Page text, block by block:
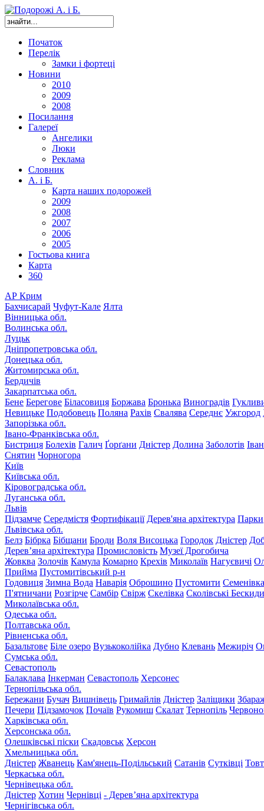
Початок
Перелік
Замки і фортеці
Новини
2010
2009
2008
Посилання
Галереї
Ангелики
Люки
Реклама
Словник
А. і Б.
Карта наших подорожей
2009
2008
2007
2006
2005
Гостьова книга
Карта
360
АР Крим
Бахчисарай Чуфут-Кале Ялта
Вінницька обл.
Волинська обл.
Луцьк
Дніпропетровська обл.
Донецька обл.
Житомирська обл.
Бердичів
Закарпатська обл.
Бене Берегове Біласовиця Боржава Бронька Виноградів
Невицьке Подобовець Поляна Рахів Свалява Середнє Ужгород
Запорізька обл.
Івано-Франківська обл.
Бистриця Болехів Галич Ґорґани Дністер Долина Заболотів
Снятин Чорногора
Київ
Київська обл.
Кіровоградська обл.
Луганська обл.
Львів
Підзамче Середмістя Фортифікації Дерев'яна архітектура Парки
Львівська обл.
Белз Бібрка Бібщани Броди Воля Висоцька Городок Дністер
Дерев’яна архітектура Промисловість Музеї Дрогобича
Жовква Золочів Камула Комарно Крехів Миколаїв Нагуєвичі
Прийма Пустомитівський р-н
Годовиця Зимна Вода Наварія Оброшино Пустомити Семенівка
П'ятничани Розгірче Самбір Свірж Скелівка Сколівські Бескиди
Миколаївська обл.
Одеська обл.
Полтавська обл.
Рівненська обл.
Базальтове Біле озеро Вузькоколійка Дубно Клевань Межиріч
Сумська обл.
Севастополь
Балаклава Інкерман Севастополь Херсонес
Тернопільська обл.
Бережани Бучач Вишнівець Гримайлів Дністер Заліщики
Печери Підзамочок Почаїв Рукомиш Скалат Тернопіль
Харківська обл.
Херсонська обл.
Олешківські піски Скадовськ Херсон
Хмельницька обл.
Дністер Жванець Кам'янець-Подільський Сатанів Сутківці
Черкаська обл.
Чернівецька обл.
Дністер Хотин Чернівці - Дерев’яна архітектура
Чернігівська обл.